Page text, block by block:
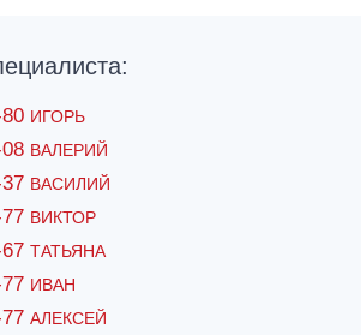
ИГОРЬ
ВАЛЕРИЙ
ВАСИЛИЙ
ВИКТОР
ТАТЬЯНА
ИВАН
АЛЕКСЕЙ